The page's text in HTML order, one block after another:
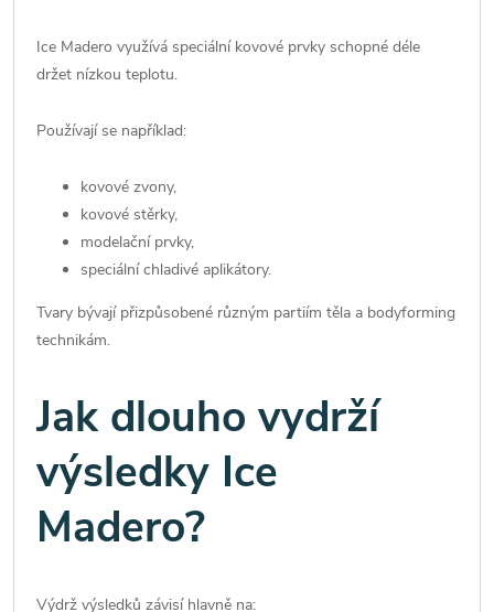
Ice Madero využívá speciální kovové prvky schopné déle
držet nízkou teplotu.
Používají se například:
kovové zvony,
kovové stěrky,
modelační prvky,
speciální chladivé aplikátory.
Tvary bývají přizpůsobené různým partiím těla a bodyforming
technikám.
Jak dlouho vydrží
výsledky Ice
Madero?
Výdrž výsledků závisí hlavně na: